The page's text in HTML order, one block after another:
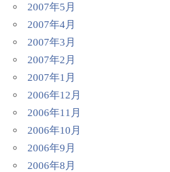
2007年5月
2007年4月
2007年3月
2007年2月
2007年1月
2006年12月
2006年11月
2006年10月
2006年9月
2006年8月